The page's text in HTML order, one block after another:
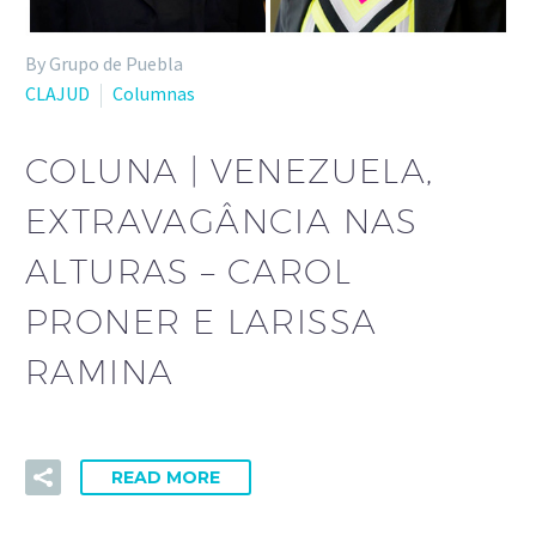
By Grupo de Puebla
CLAJUD
Columnas
COLUNA | VENEZUELA,
EXTRAVAGÂNCIA NAS
ALTURAS – CAROL
PRONER E LARISSA
RAMINA
READ MORE